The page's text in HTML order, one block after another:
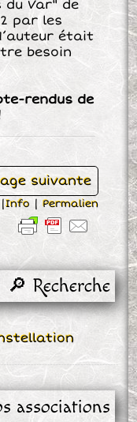
Var" de
par les
était
besoin
rendus de
suivante
Info | Permalien
🔎 Recherche
associations